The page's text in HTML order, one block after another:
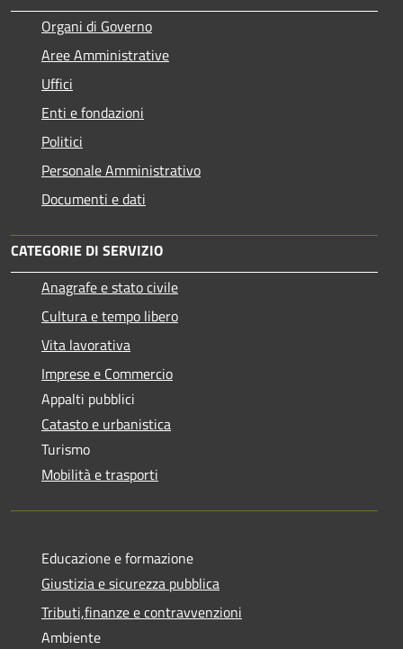
Organi di Governo
Aree Amministrative
Uffici
Enti e fondazioni
Politici
Personale Amministrativo
Documenti e dati
CATEGORIE DI SERVIZIO
Anagrafe e stato civile
Cultura e tempo libero
Vita lavorativa
Imprese e Commercio
Appalti pubblici
Catasto e urbanistica
Turismo
Mobilità e trasporti
Educazione e formazione
Giustizia e sicurezza pubblica
Tributi,finanze e contravvenzioni
Ambiente